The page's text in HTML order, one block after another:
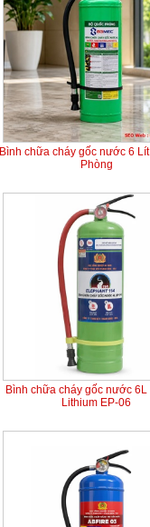
Bình chữa cháy gốc nước 6
Phòng
Bình chữa cháy gốc nước 6L
Lithium EP-06